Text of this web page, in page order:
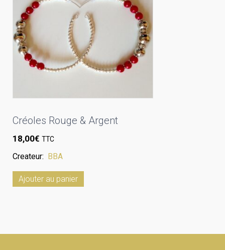
Créoles Rouge & Argent
18,00€ TTC
Createur: BBA
Ajouter au panier